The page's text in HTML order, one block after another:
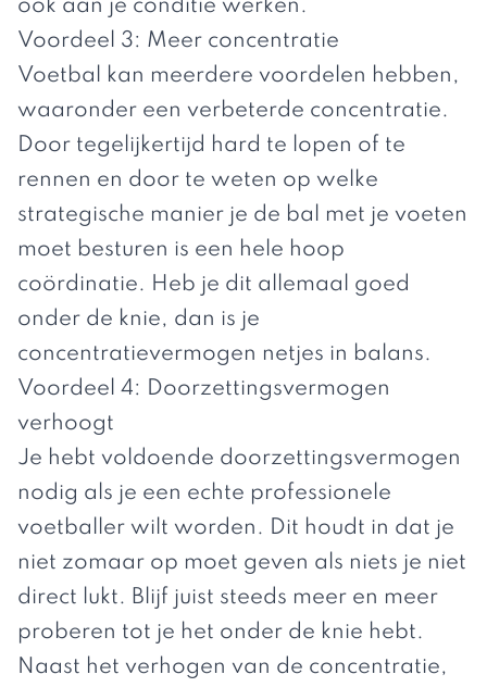
ook aan je conditie werken.
Voordeel 3: Meer concentratie
Voetbal kan meerdere voordelen hebben,
waaronder een verbeterde concentratie.
Door tegelijkertijd hard te lopen of te
rennen en door te weten op welke
strategische manier je de bal met je voeten
moet besturen is een hele hoop
coördinatie. Heb je dit allemaal goed
onder de knie, dan is je
concentratievermogen netjes in balans.
Voordeel 4: Doorzettingsvermogen
verhoogt
Je hebt voldoende doorzettingsvermogen
nodig als je een echte professionele
voetballer wilt worden. Dit houdt in dat je
niet zomaar op moet geven als niets je niet
direct lukt. Blijf juist steeds meer en meer
proberen tot je het onder de knie hebt.
Naast het verhogen van de concentratie,